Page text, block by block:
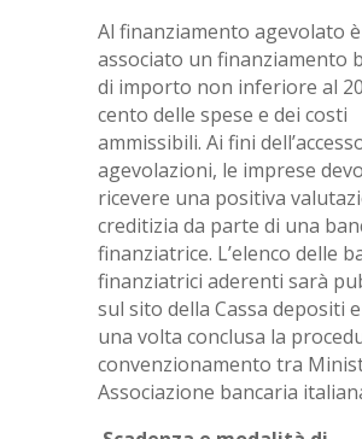
Al finanziamento agevolato è
associato un finanziamento
di importo non inferiore al
cento delle spese e dei costi
ammissibili. Ai fini
agevolazioni, le imprese
ricevere una positiva
creditizia da parte di una
finanziatrice. L’elenco delle
finanziatrici aderenti sarà
sul sito della Cassa depositi
una volta conclusa la
convenzionamento tra
Associazione bancaria